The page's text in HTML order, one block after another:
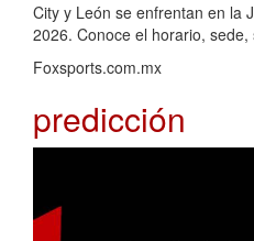
City y León se enfrentan en la
2026. Conoce el horario,
Foxsports.com.mx
predicción